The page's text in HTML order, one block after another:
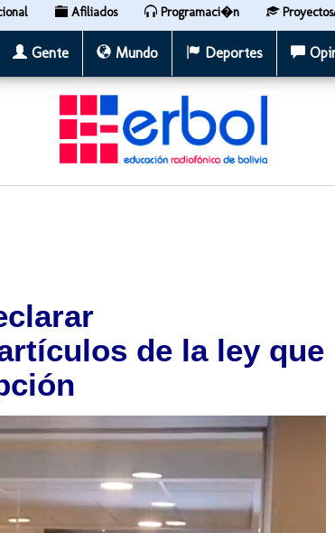
Afiliados Programaci�n
Gente Mundo Deportes
de la ley que